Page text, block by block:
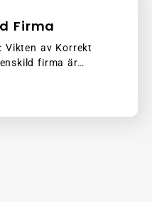
Firma
Vikten av Korrekt
firma är…